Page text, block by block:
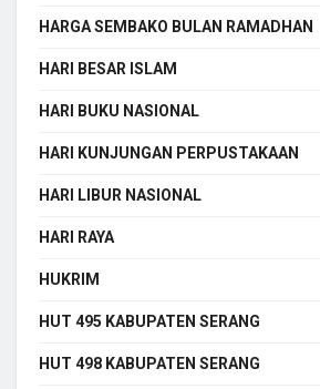
HARGA SEMBAKO BULAN RAMADHAN
HARI BESAR ISLAM
HARI BUKU NASIONAL
HARI KUNJUNGAN PERPUSTAKAAN
HARI LIBUR NASIONAL
HARI RAYA
HUKRIM
HUT 495 KABUPATEN SERANG
HUT 498 KABUPATEN SERANG